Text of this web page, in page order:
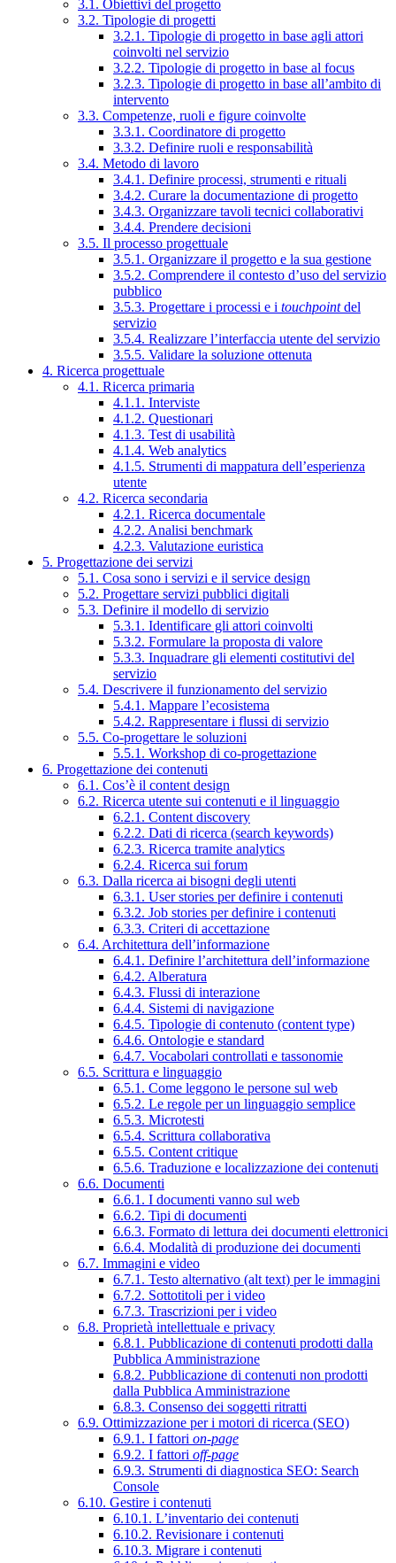
3.1. Obiettivi del progetto
3.2. Tipologie di progetti
3.2.1. Tipologie di progetto in base agli attori
coinvolti nel servizio
3.2.2. Tipologie di progetto in base al focus
3.2.3. Tipologie di progetto in base all’ambito di
intervento
3.3. Competenze, ruoli e figure coinvolte
3.3.1. Coordinatore di progetto
3.3.2. Definire ruoli e responsabilità
3.4. Metodo di lavoro
3.4.1. Definire processi, strumenti e rituali
3.4.2. Curare la documentazione di progetto
3.4.3. Organizzare tavoli tecnici collaborativi
3.4.4. Prendere decisioni
3.5. Il processo progettuale
3.5.1. Organizzare il progetto e la sua gestione
3.5.2. Comprendere il contesto d’uso del servizio
pubblico
3.5.3. Progettare i processi e i touchpointdel
servizio
3.5.4. Realizzare l’interfaccia utente del servizio
3.5.5. Validare la soluzione ottenuta
4. Ricerca progettuale
4.1. Ricerca primaria
4.1.1. Interviste
4.1.2. Questionari
4.1.3. Test di usabilità
4.1.4. Web analytics
4.1.5. Strumenti di mappatura dell’esperienza
utente
4.2. Ricerca secondaria
4.2.1. Ricerca documentale
4.2.2. Analisi benchmark
4.2.3. Valutazione euristica
5. Progettazione dei servizi
5.1. Cosa sono i servizi e il service design
5.2. Progettare servizi pubblici digitali
5.3. Definire il modello di servizio
5.3.1. Identificare gli attori coinvolti
5.3.2. Formulare la proposta di valore
5.3.3. Inquadrare gli elementi costitutivi del
servizio
5.4. Descrivere il funzionamento del servizio
5.4.1. Mappare l’ecosistema
5.4.2. Rappresentare i flussi di servizio
5.5. Co-progettare le soluzioni
5.5.1. Workshop di co-progettazione
6. Progettazione dei contenuti
6.1. Cos’è il content design
6.2. Ricerca utente sui contenuti e il linguaggio
6.2.1. Content discovery
6.2.2. Dati di ricerca (search keywords)
6.2.3. Ricerca tramite analytics
6.2.4. Ricerca sui forum
6.3. Dalla ricerca ai bisogni degli utenti
6.3.1. User stories per definire i contenuti
6.3.2. Job stories per definire i contenuti
6.3.3. Criteri di accettazione
6.4. Architettura dell’informazione
6.4.1. Definire l’architettura dell’informazione
6.4.2. Alberatura
6.4.3. Flussi di interazione
6.4.4. Sistemi di navigazione
6.4.5. Tipologie di contenuto (content type)
6.4.6. Ontologie e standard
6.4.7. Vocabolari controllati e tassonomie
6.5. Scrittura e linguaggio
6.5.1. Come leggono le persone sul web
6.5.2. Le regole per un linguaggio semplice
6.5.3. Microtesti
6.5.4. Scrittura collaborativa
6.5.5. Content critique
6.5.6. Traduzione e localizzazione dei contenuti
6.6. Documenti
6.6.1. I documenti vanno sul web
6.6.2. Tipi di documenti
6.6.3. Formato di lettura dei documenti elettronici
6.6.4. Modalità di produzione dei documenti
6.7. Immagini e video
6.7.1. Testo alternativo (alt text) per le immagini
6.7.2. Sottotitoli per i video
6.7.3. Trascrizioni per i video
6.8. Proprietà intellettuale e privacy
6.8.1. Pubblicazione di contenuti prodotti dalla
Pubblica Amministrazione
6.8.2. Pubblicazione di contenuti non prodotti
dalla Pubblica Amministrazione
6.8.3. Consenso dei soggetti ritratti
6.9. Ottimizzazione per i motori di ricerca (SEO)
6.9.1. I fattori on-page
6.9.2. I fattori off-page
6.9.3. Strumenti di diagnostica SEO: Search
Console
6.10. Gestire i contenuti
6.10.1. L’inventario dei contenuti
6.10.2. Revisionare i contenuti
6.10.3. Migrare i contenuti